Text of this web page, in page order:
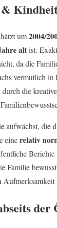
um2004/
altist.
da die
vermutlich in
die
aufwächst, die
einerelativ
Familie